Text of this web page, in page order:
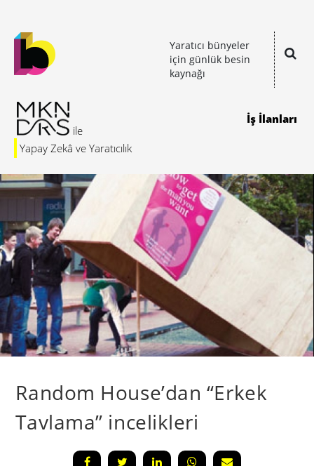
Yaratıcı bünyeler
için günlük besin
kaynağı
Yapay Zekâ ve Yaratıcılık
İş İlanları
Random House’dan “Erkek
Tavlama” incelikleri